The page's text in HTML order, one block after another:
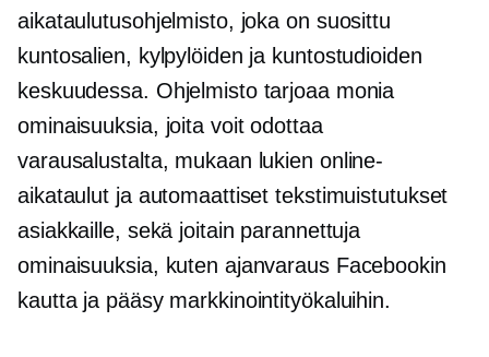
aikataulutusohjelmisto, joka on suosittu
kuntosalien, kylpylöiden ja kuntostudioiden
keskuudessa. Ohjelmisto tarjoaa monia
ominaisuuksia, joita voit odottaa
varausalustalta, mukaan lukien online-
aikataulut ja automaattiset tekstimuistutukset
asiakkaille, sekä joitain parannettuja
ominaisuuksia, kuten ajanvaraus Facebookin
kautta ja pääsy markkinointityökaluihin.